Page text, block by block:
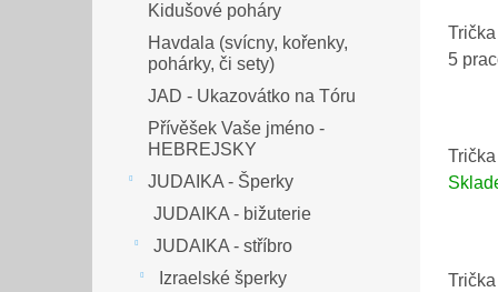
Kidušové poháry
Havdala (svícny, kořenky,
pohárky, či sety)
JAD - Ukazovátko na Tóru
Přívěšek Vaše jméno -
HEBREJSKY
JUDAIKA - Šperky
JUDAIKA - bižuterie
JUDAIKA - stříbro
Izraelské šperky
5